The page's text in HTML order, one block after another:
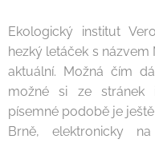
Ekologický institut
hezký letáček s
aktuální. Možná čím
možné si ze stránek
písemné podobě je
Brně, elektronicky